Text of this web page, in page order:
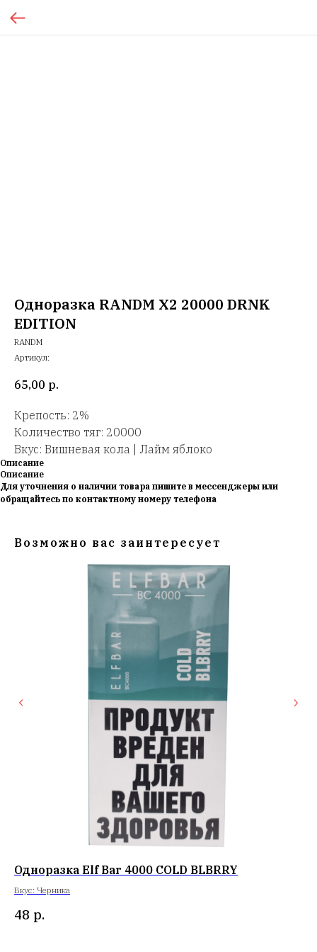
Одноразка RANDM X2 20000 DRNK
EDITION
RANDM
Артикул:
65,00 р.
Крепость: 2%
Количество тяг: 20000
Вкус: Вишневая кола | Лайм яблоко
Описание
Описание
Для уточнения о наличии товара пишите в мессенджеры или
обращайтесь по контактному номеру телефона
Возможно вас заинтересует
Одноразка Elf Bar 4000 COLD BLBRRY
Вкус: Черника
48 р.